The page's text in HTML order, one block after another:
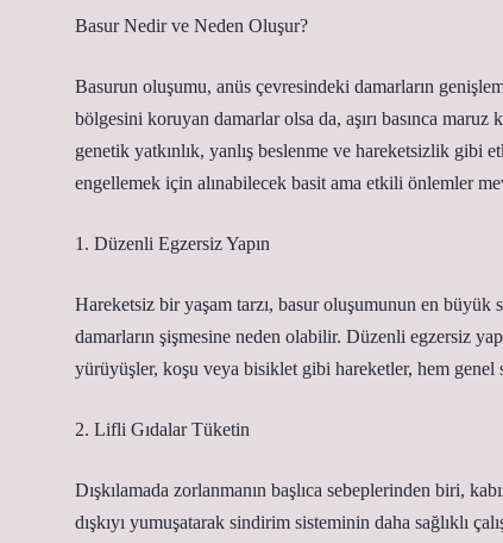
Basur Nedir ve Neden Oluşur?
Basurun oluşumu, anüs çevresindeki damarların
bölgesini koruyan damarlar olsa da, aşırı basınca
genetik yatkınlık, yanlış beslenme ve hareketsizlik gibi
engellemek için alınabilecek basit ama etkili önlemler
1. Düzenli Egzersiz Yapın
Hareketsiz bir yaşam tarzı, basur oluşumunun en büyük
damarların şişmesine neden olabilir. Düzenli egzersiz
yürüyüşler, koşu veya bisiklet gibi hareketler, hem genel
2. Lifli Gıdalar Tüketin
Dışkılamada zorlanmanın başlıca sebeplerinden biri,
dışkıyı yumuşatarak sindirim sisteminin daha sağlıklı